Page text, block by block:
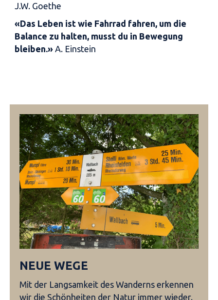
J.W. Goethe
«Das Leben ist wie Fahrrad fahren, um die
Balance zu halten, musst du in Bewegung
bleiben.» A. Einstein
NEUE WEGE
Mit der Langsamkeit des Wanderns erkennen
wir die Schönheiten der Natur immer wieder.